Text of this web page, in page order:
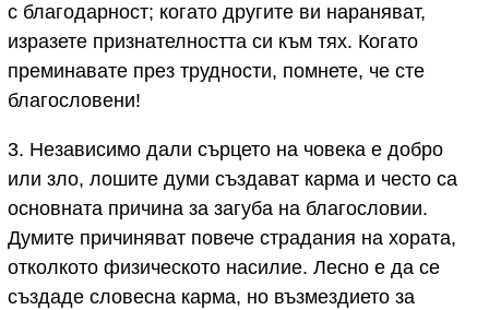
с благодарност; когато другите ви нараняват,
изразете признателността си към тях. Когато
преминавате през трудности, помнете, че сте
благословени!
3. Независимо дали сърцето на човека е добро
или зло, лошите думи създават карма и често са
основната причина за загуба на благословии.
Думите причиняват повече страдания на хората,
отколкото физическото насилие. Лесно е да се
създаде словесна карма, но възмездието за